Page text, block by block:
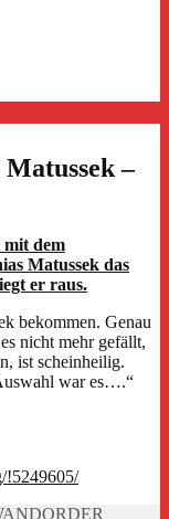
–
mit dem
Matussek das
er raus.
bekommen. Genau
nicht mehr gefällt,
ist scheinheilig.
war es….“
!5249605/